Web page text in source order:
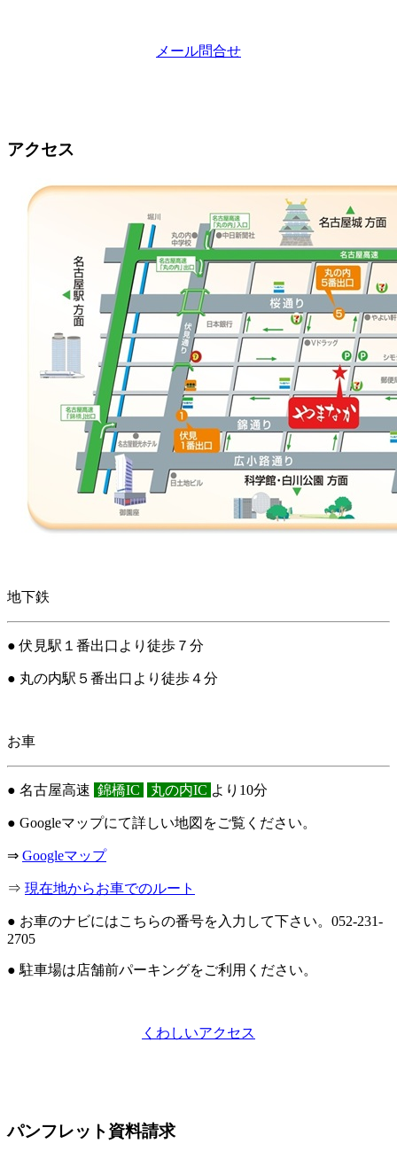
メール問合せ
アクセス
地下鉄
● 伏見駅１番出口より徒歩７分
● 丸の内駅５番出口より徒歩４分
お車
● 名古屋高速 錦橋IC 丸の内IC より10分
● Googleマップにて詳しい地図をご覧ください。
⇒ Googleマップ
⇒ 現在地からお車でのルート
● お車のナビにはこちらの番号を入力して下さい。052-231-
2705
● 駐車場は店舗前パーキングをご利用ください。
くわしいアクセス
パンフレット資料請求